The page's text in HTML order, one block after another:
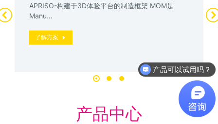
APRISO-构建于3D体验平台的制造框架 MOM是
Manu…
了解方案
产品中心
软件有折扣吗？